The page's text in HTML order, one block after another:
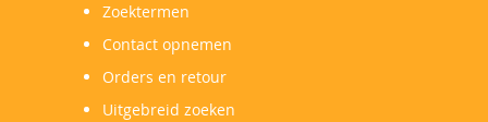
Zoektermen
Contact opnemen
Orders en retour
Uitgebreid zoeken